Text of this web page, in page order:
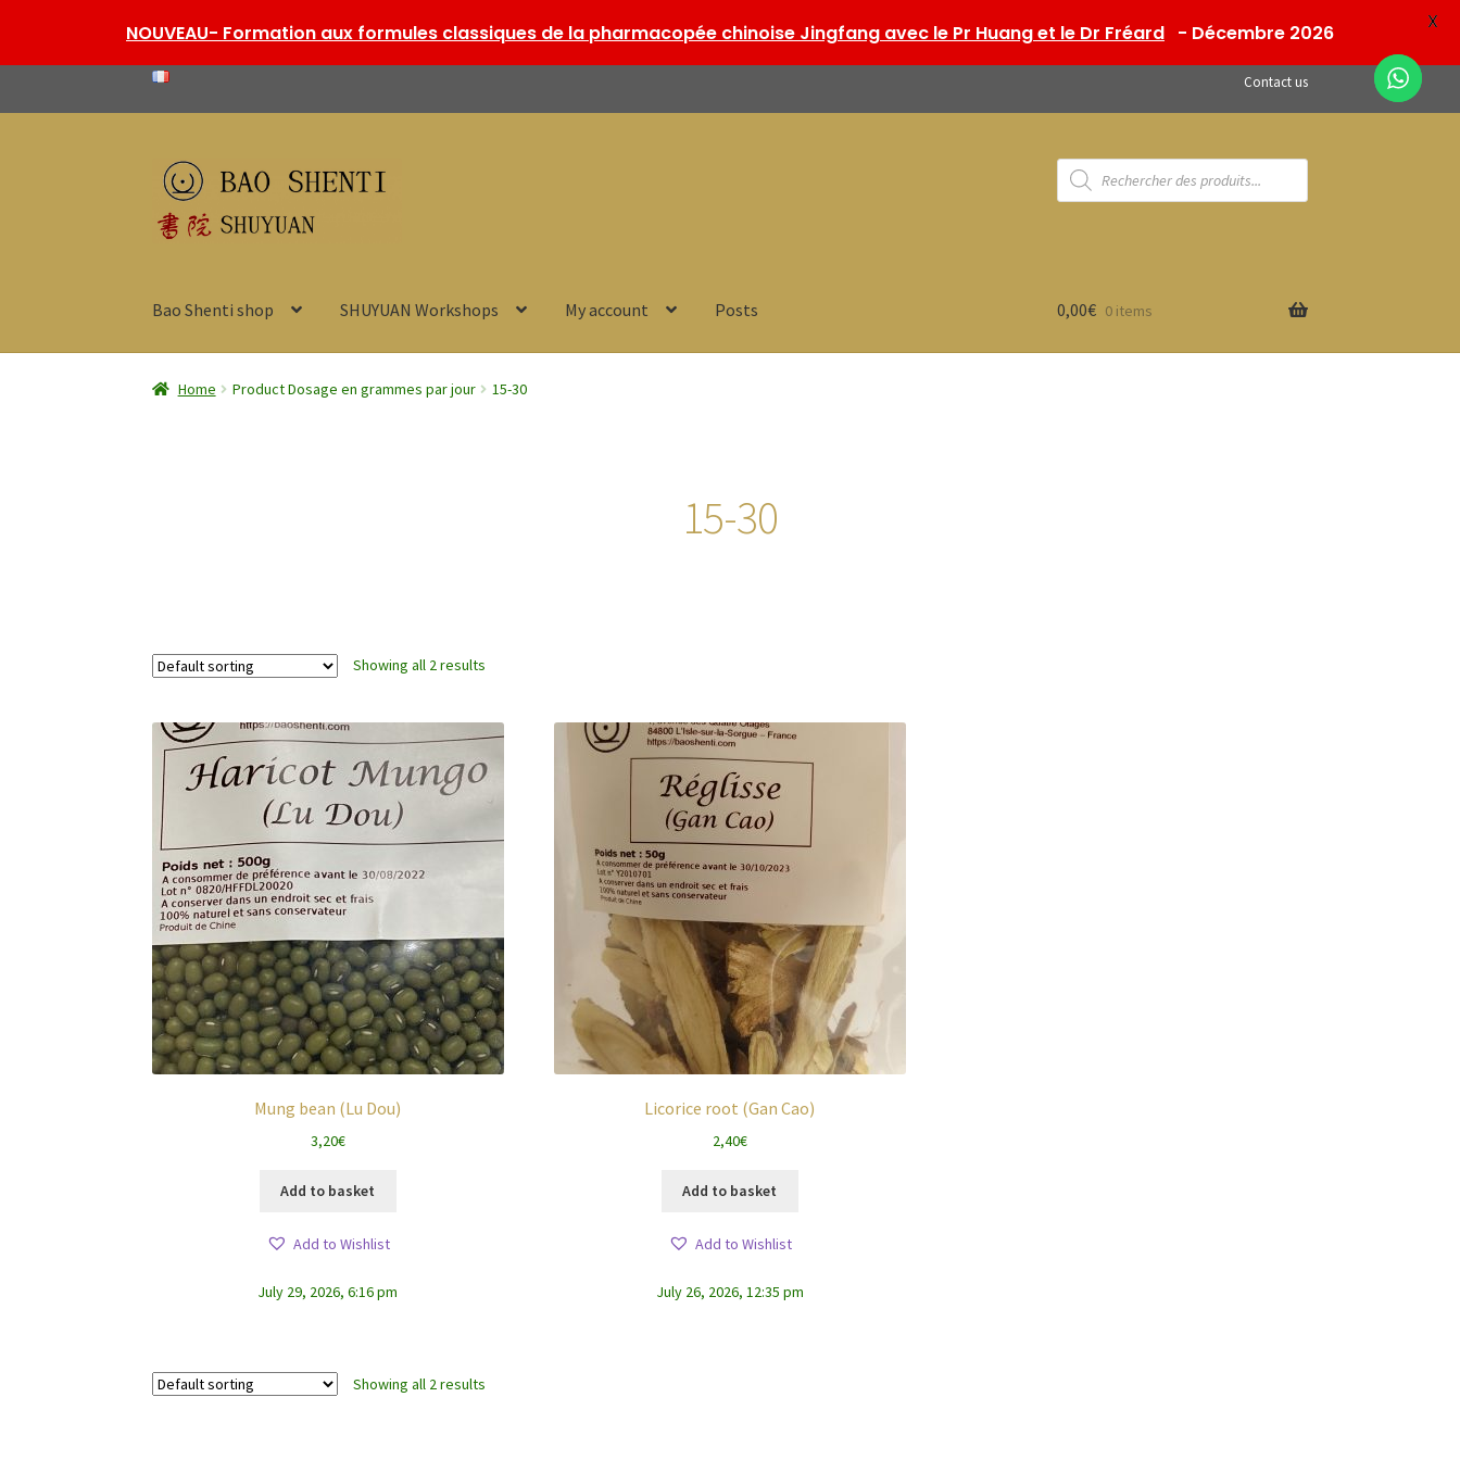
Contact us
Skip
to
navigation
Skip
to
content
Products
search
Bao Shenti shop SHUYUAN Workshops My account Posts 0,00€ 0 items
Home Product Dosage en grammes par jour 15-30
15-30
Showing all 2 results
Mung bean (Lu Dou)
3,20€
Add to basket
Add to Wishlist
July 29, 2026, 6:16 pm
Licorice root (Gan Cao)
2,40€
Add to basket
Add to Wishlist
July 26, 2026, 12:35 pm
Showing all 2 results
NOUVEAU- Formation aux formules classiques de la pharmacopée chinoise Jingfang avec le Pr Huang et le Dr Fréard - Décembre 2026 X